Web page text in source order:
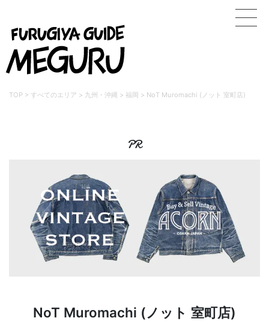
TOP > すべてのエリア > 九州・沖縄 > 福岡 > NoT Muromachi (ノット 室町店)
PR
NoT Muromachi (ノット 室町店)